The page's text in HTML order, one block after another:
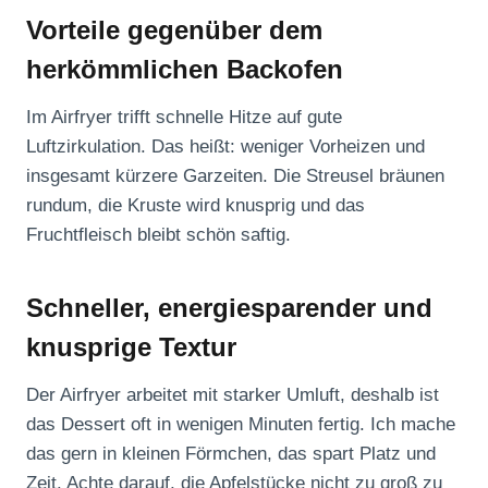
Vorteile gegenüber dem
herkömmlichen Backofen
Im Airfryer trifft schnelle Hitze auf gute
Luftzirkulation. Das heißt: weniger Vorheizen und
insgesamt kürzere Garzeiten. Die Streusel bräunen
rundum, die Kruste wird knusprig und das
Fruchtfleisch bleibt schön saftig.
Schneller, energiesparender und
knusprige Textur
Der Airfryer arbeitet mit starker Umluft, deshalb ist
das Dessert oft in wenigen Minuten fertig. Ich mache
das gern in kleinen Förmchen, das spart Platz und
Zeit. Achte darauf, die Apfelstücke nicht zu groß zu